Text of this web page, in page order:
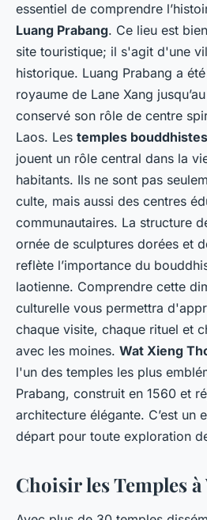
essentiel de comprendre
Luang Prabang. Ce lieu est
site touristique; il s'agit d'une
historique. Luang Prabang a
royaume de Lane Xang
conservé son rôle de centre
Laos. Les temples bouddhistes
jouent un rôle central dans la
habitants. Ils ne sont pas
culte, mais aussi des centres
communautaires. La structure
ornée de sculptures dorées et
reflète l’importance du
laotienne. Comprendre cette
culturelle vous permettra
chaque visite, chaque rituel et
avec les moines. Wat Xieng
l'un des temples les plus
Prabang, construit en 1560 et
architecture élégante. C’est un
départ pour toute exploration
Choisir les Temples